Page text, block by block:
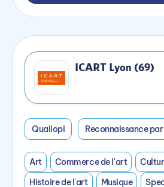
ICART Lyon (69)
Qualiopi Reconnaissance
Art Commerce de l'art
Histoire de l'art
Musique